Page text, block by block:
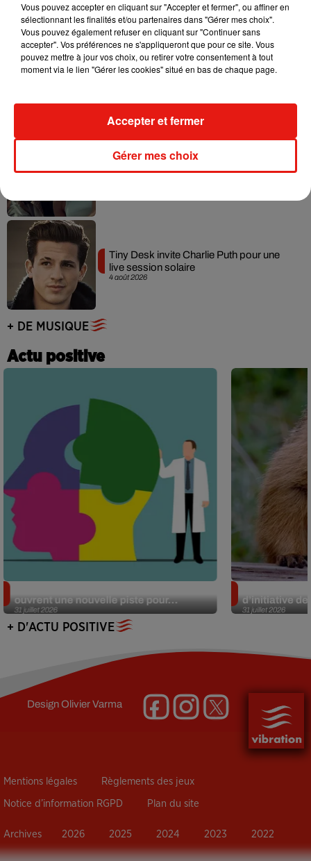
Angèle et Amélie Lens dévoilent leur
Benny Blanco invite Selena Gomez et
Becky G sur son nouveau single
4 août 2026
Tiny Desk invite Charlie Puth pour une
live session solaire
+ DE MUSIQUE
Actu positive
31 juillet 2026
ouvrent une nouvelle piste pour...
31 juillet 2026
d’initiative
+ D'ACTU POSITIVE
DesignOlivier Varma
Mentions légales Règlements des jeux
Notice d’information RGPD Plan du site
Archives 2026 2025 2024 2023 2022
Vous pouvez accepter en cliquant sur "Accepter et fermer", ou affiner en
sélectionnant les finalités et/ou partenaires dans "Gérer mes choix".
Vous pouvez également refuser en cliquant sur "Continuer sans
accepter". Vos préférences ne s'appliqueront que pour ce site. Vous
pouvez mettre à jour vos choix, ou retirer votre consentement à tout
moment via le lien "Gérer les cookies" situé en bas de chaque page.
Gérer mes choix
Accepter et fermer